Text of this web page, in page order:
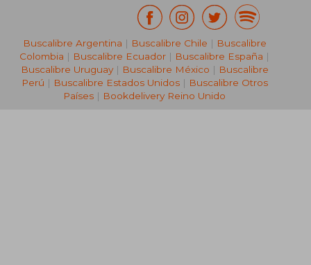
Buscalibre Argentina | Buscalibre Chile | Buscalibre
Colombia | Buscalibre Ecuador | Buscalibre España |
Buscalibre Uruguay| Buscalibre México | Buscalibre
Perú | Buscalibre Estados Unidos| Buscalibre Otros
Países | Bookdelivery Reino Unido